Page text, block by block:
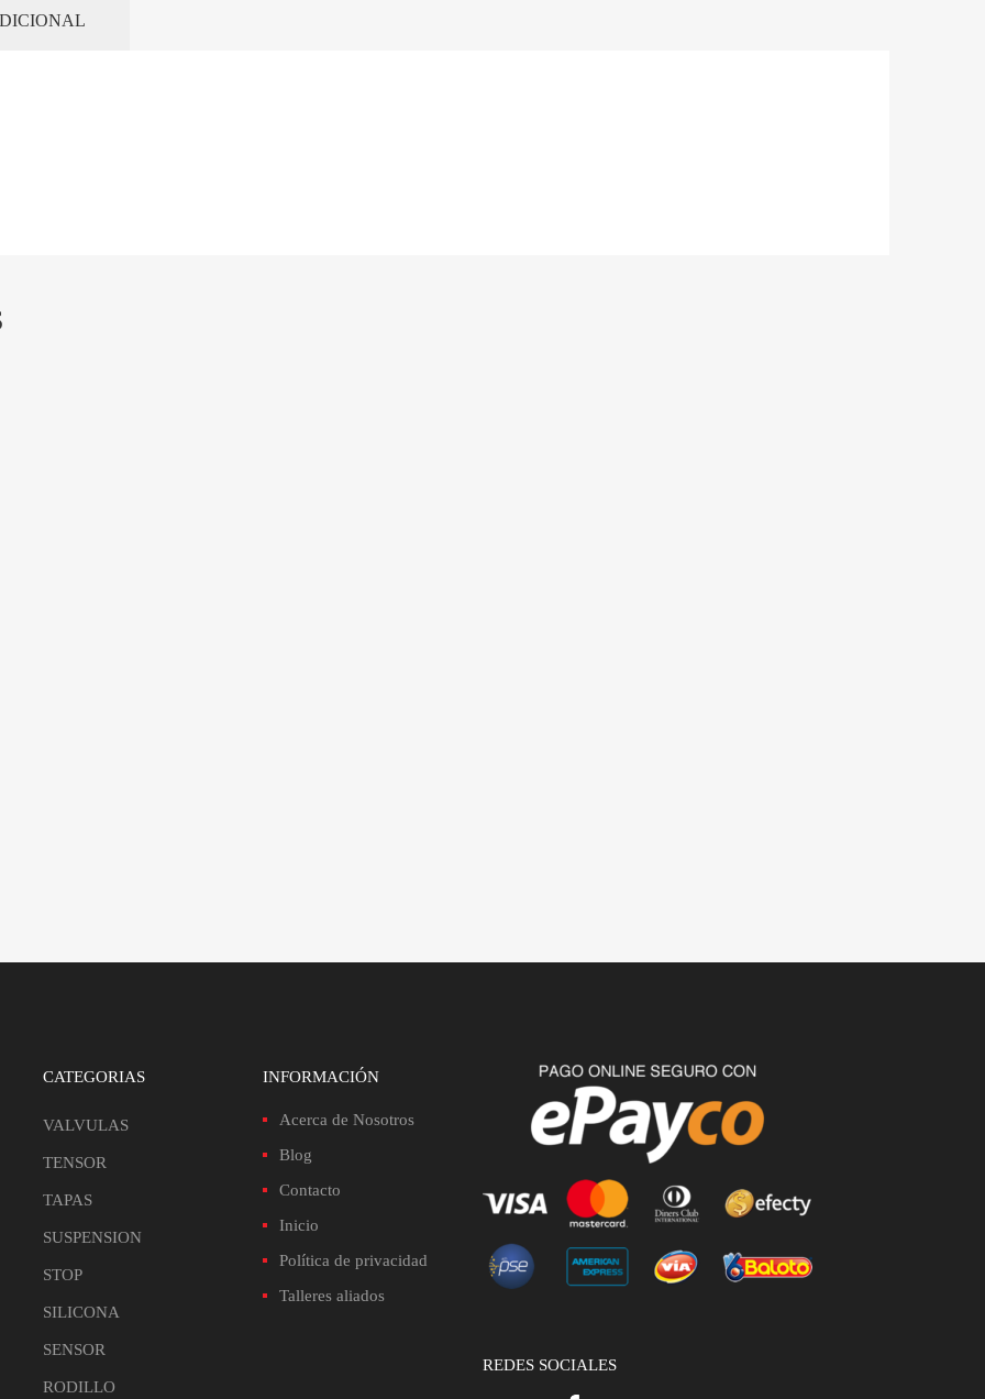
CATEGORIAS
VALVULAS
TENSOR
TAPAS
SUSPENSION
STOP
SILICONA
SENSOR
RODILLO
INFORMACIÓN
Acerca de Nosotros
Blog
Contacto
Inicio
Política de privacidad
Talleres aliados
REDES SOCIALES